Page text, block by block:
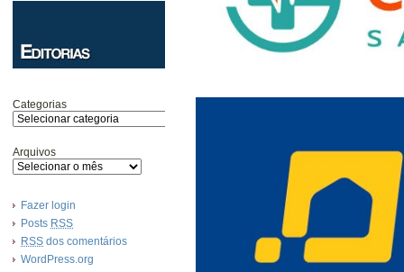
Categorias
Arquivos
Fazer login
Posts RSS
RSS dos comentários
WordPress.org